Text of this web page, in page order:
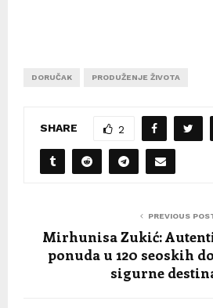
DORUČAK PRODUŽENJE ŽIVOTA
SHARE 2
PREVIOUS
Mirhunisa Zukić:
ponuda u 120 seoskih
sigurne